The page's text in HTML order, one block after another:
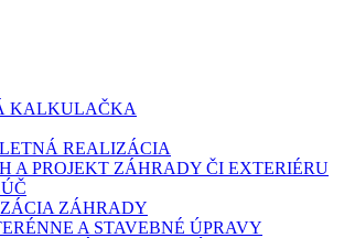
KALKULAČKA
REALIZÁCIA
A PROJEKT ZÁHRADY ČI EXTERIÉRU
ZÁHRADY
A STAVEBNÉ ÚPRAVY